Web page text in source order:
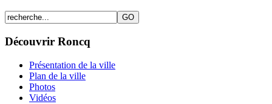
Découvrir Roncq
Présentation de la ville
Plan de la ville
Photos
Vidéos